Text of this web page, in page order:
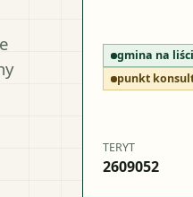
gmina na
punkt
TERYT
2609052